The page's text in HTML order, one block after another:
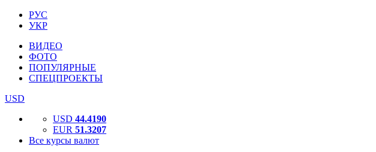
РУС
УКР
ВИДЕО
ФОТО
ПОПУЛЯРНЫЕ
СПЕЦПРОЕКТЫ
USD
USD 44.4190
EUR 51.3207
Все курсы валют